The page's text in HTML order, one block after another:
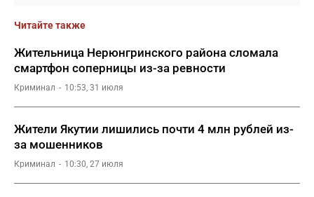
Читайте также
Жительница Нерюнгринского района сломала
смартфон соперницы из-за ревности
Криминал 10:53, 31 июля
Жители Якутии лишились почти 4 млн рублей из-
за мошенников
Криминал 10:30, 27 июля